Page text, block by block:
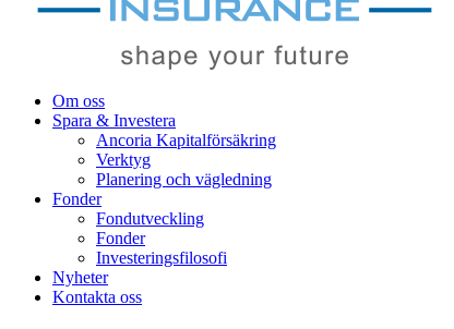
Om oss
Spara & Investera
Ancoria Kapitalförsäkring
Verktyg
Planering och vägledning
Fonder
Fondutveckling
Fonder
Investeringsfilosofi
Nyheter
Kontakta oss